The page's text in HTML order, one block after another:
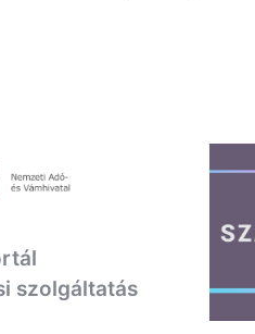
szolgáltatás